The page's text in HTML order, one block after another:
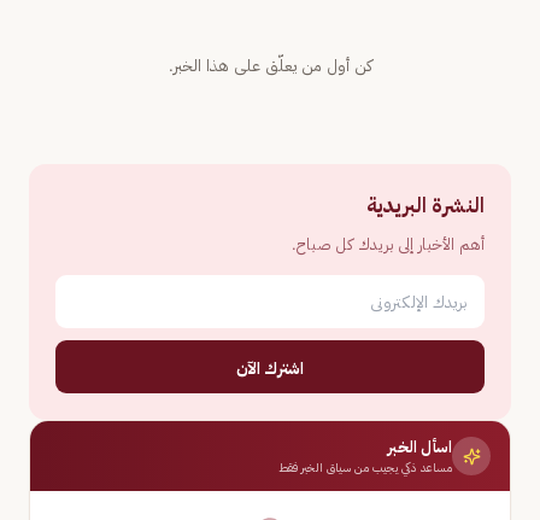
كن أول من يعلّق على هذا الخبر.
النشرة البريدية
أهم الأخبار إلى بريدك كل صباح.
اشترك الآن
اسأل الخبر
مساعد ذكي يجيب من سياق الخبر فقط